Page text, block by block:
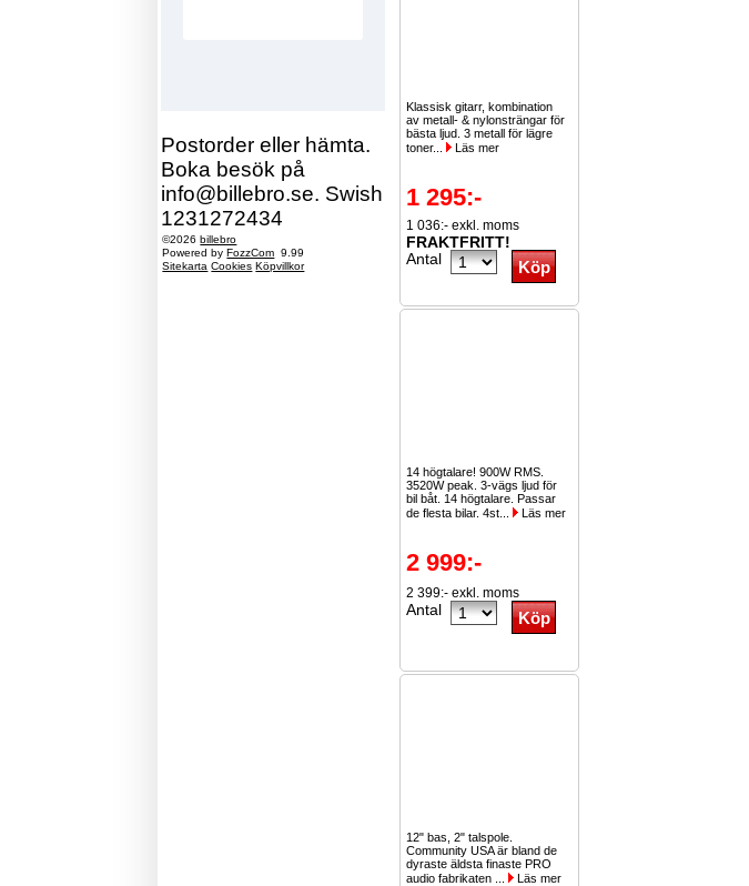
Postorder eller hämta.
Boka besök på
info@billebro.se. Swish
1231272434
©2026billebro
Powered byFozzCom 9.99
Sitekarta Cookies Köpvillkor
Klassisk gitarr, kombination
av metall- & nylonsträngar för
bästa ljud. 3 metall för lägre
toner...
Läs mer
1 295:-
1 036:- exkl. moms
FRAKTFRITT!
Antal
14 högtalare! 900W RMS.
3520W peak. 3-vägs ljud för
bil båt. 14 högtalare. Passar
de flesta bilar. 4st...
Läs mer
2 999:-
2 399:- exkl. moms
Antal
12" bas, 2" talspole.
Community USA är bland de
dyraste äldsta finaste PRO
audio fabrikaten ...
Läs mer